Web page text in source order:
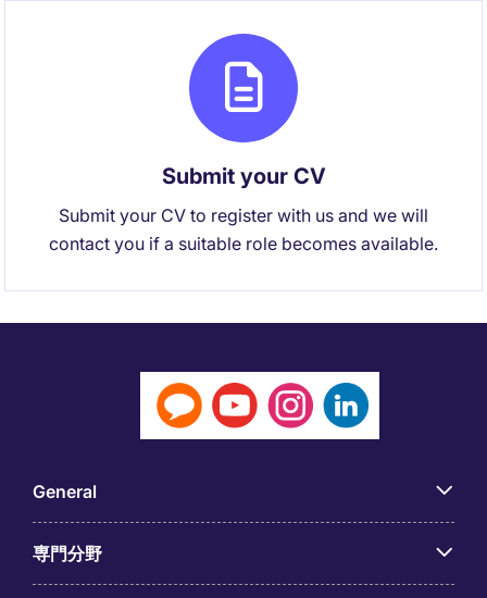
Submit your CV
Submit your CV to register with us and we will
contact you if a suitable role becomes available.
General
専門分野